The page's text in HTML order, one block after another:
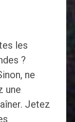
les
?
ne
une
Jetez